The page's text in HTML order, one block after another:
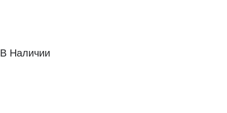
В Наличии